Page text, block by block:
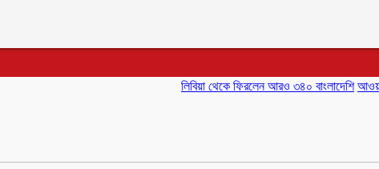
লিবিয়া থেকে ফিরলেন আরও ৩৪০ বাংলাদেশি আওয়ামী লীগ